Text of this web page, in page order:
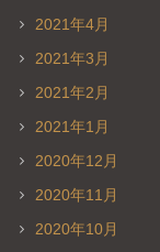
2021年4月
2021年3月
2021年2月
2021年1月
2020年12月
2020年11月
2020年10月